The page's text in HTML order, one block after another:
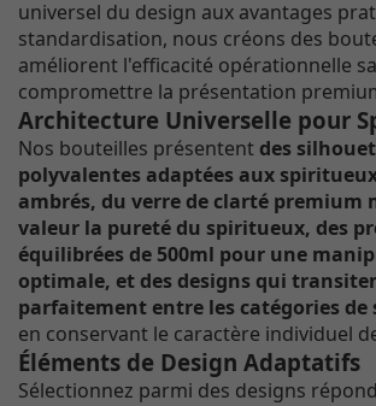
universel du design aux avantages
standardisation, nous créons des
améliorent l'efficacité opérationnelle
compromettre la présentation
Architecture Universelle pour
Nos bouteilles présentent des
polyvalentes adaptées aux
ambrés, du verre de clarté premium
valeur la pureté du spiritueux, des
équilibrées de 500ml pour une
optimale, et des designs qui
parfaitement entre les catégories
en conservant le caractère individuel
Éléments de Design Adaptatifs
Sélectionnez parmi des designs